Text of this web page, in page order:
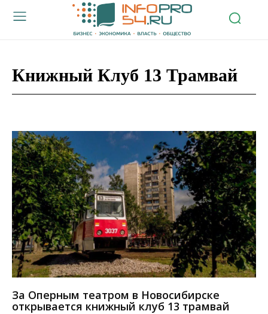
Книжный Клуб 13 Трамвай
За Оперным театром в Новосибирске
открывается книжный клуб 13 трамвай